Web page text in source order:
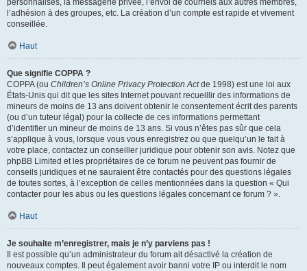
personnalisés, la messagerie privée, l’envoi de courriels aux autres membres,
l’adhésion à des groupes, etc. La création d’un compte est rapide et vivement
conseillée.
Haut
Que signifie COPPA ?
COPPA (ou Children’s Online Privacy Protection Actde 1998) est une loi aux
États-Unis qui dit que les sites Internet pouvant recueillir des informations de
mineurs de moins de 13 ans doivent obtenir le consentement écrit des parents
(ou d’un tuteur légal) pour la collecte de ces informations permettant
d’identifier un mineur de moins de 13 ans. Si vous n’êtes pas sûr que cela
s’applique à vous, lorsque vous vous enregistrez ou que quelqu’un le fait à
votre place, contactez un conseiller juridique pour obtenir son avis. Notez que
phpBB Limited et les propriétaires de ce forum ne peuvent pas fournir de
conseils juridiques et ne sauraient être contactés pour des questions légales
de toutes sortes, à l’exception de celles mentionnées dans la question « Qui
contacter pour les abus ou les questions légales concernant ce forum ? ».
Haut
Je souhaite m’enregistrer, mais je n’y parviens pas !
Il est possible qu’un administrateur du forum ait désactivé la création de
nouveaux comptes. Il peut également avoir banni votre IP ou interdit le nom